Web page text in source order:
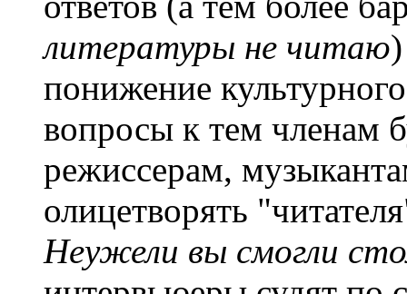
литературы не читаю
понижение
вопросы к тем членам
режиссерам,
олицетворять
Неужели вы смогли